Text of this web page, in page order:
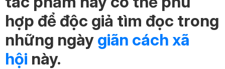
hợp để độc giả tìm đọc trong
những ngày giãn cách xã
hội này.